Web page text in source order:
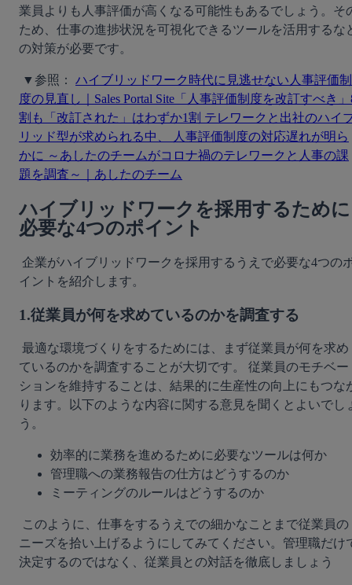
業員よりも人事評価が高くなる可能性もあるでしょう。そ
ため、仕事の進捗状況を可視化できるツールを活用するな
の対策が必要です。
▼参照： ハイブリッドワーク時代に見逃せない人事評価制
度の見直し｜Sales Portal Site 「人事評価制度を改訂すべき
割も「改訂された」はわずか1割 テレワークと出社のハイ
リッド型が求められる中、 人事評価制度の対応遅れが明ら
かに ～あしたのチームがコロナ禍のテレワークと人事の課
題を調査～｜あしたのチーム
ハイブリッドワークを採用するために
必要な4つのポイント
イントを紹介します。
1.従業員が何を求めているのかを調査する
ているのかを調査することが大切です。 従業員のモチベー
ションを維持することは、結果的に生産性の向上にもつな
ります。以下のような内容に関する意見を聞くとよいでし
う。
効率的に業務を進めるために必要なツールは何か
管理職への業務報告の仕方はどうするのか
ミーティングのルールはどうするのか
ニーズを拾い上げるようにしてみてください。管理職だけ
決定するのではなく、従業員との対話を徹底しましょう